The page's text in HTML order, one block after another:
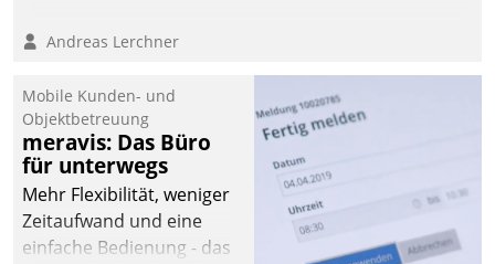
Andreas Lerchner
Mobile Kunden- und
Objektbetreuung
meravis: Das Büro
für unterwegs
Mehr Flexibilität, weniger
Zeitaufwand und eine
einfache Bedienung - das